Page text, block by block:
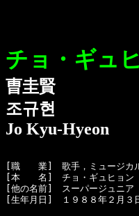
チョ・ギュ
曺圭賢
조규현
Jo Kyu-Hyeon
[職　　業]　歌手，ミュージカ
[本　　名]　チョ・ギュヒョン
[他の名前]　スーパージュニ
[生年月日]　１９８８年２月３